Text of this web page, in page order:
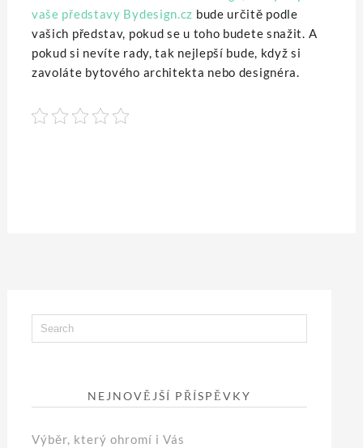
vaše představy Bydesign.cz bude určitě podle
vašich představ, pokud se u toho budete snažit. A
pokud si nevíte rady, tak nejlepší bude, když si
zavoláte bytového architekta nebo designéra.
NEJNOVĚJŠÍ PŘÍSPĚVKY
Výběr, který ohromí i Vás